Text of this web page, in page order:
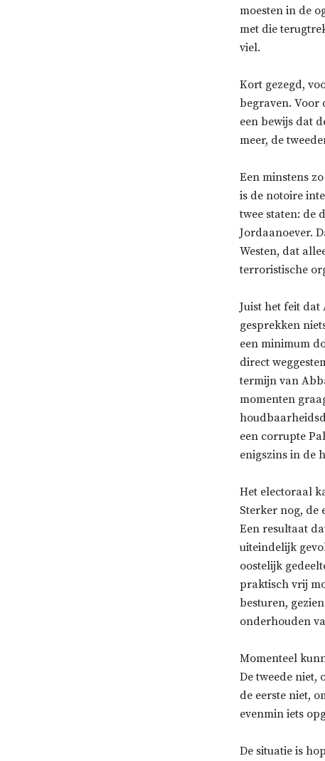
moesten in de
met die
viel.
Kort gezegd,
begraven. Voor
een bewijs dat
meer, de
Een minstens
is de notoire
twee staten: de
Jordaanoever.
Westen, dat
terroristische
Juist het feit dat
gesprekken
een minimum
direct
termijn van
momenten
een corrupte
enigszins in de
Het electoraal
Sterker nog, de
Een resultaat
uiteindelijk
oostelijk
praktisch vrij
besturen,
onderhouden
Momenteel
De tweede
de eerste niet,
evenmin iets
De situatie is